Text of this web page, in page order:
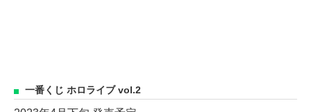
一番くじ ホロライブ vol.2